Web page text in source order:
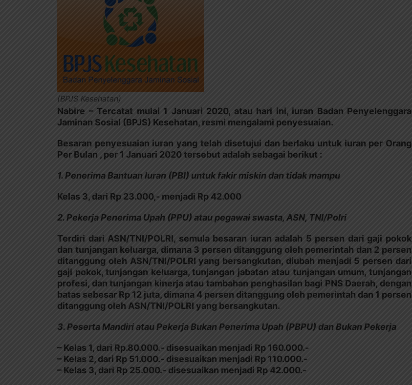
(BPJS Kesehatan)
Nabire – Tercatat mulai 1 Januari 2020, atau hari ini, iuran Badan Penyelenggara
Jaminan Sosial (BPJS) Kesehatan, resmi mengalami penyesuaian.
Besaran penyesuaian iuran yang telah disetujui dan berlaku untuk iuran per Orang
Per Bulan , per 1 Januari 2020 tersebut adalah sebagai berikut :
1. Penerima Bantuan Iuran (PBI) untuk fakir miskin dan tidak mampu
Kelas 3, dari Rp 23.000,- menjadi Rp 42.000
2. Pekerja Penerima Upah (PPU) atau pegawai swasta, ASN, TNI/Polri
Terdiri dari ASN/TNI/POLRI, semula besaran iuran adalah 5 persen dari gaji pokok
dan tunjangan keluarga, dimana 3 persen ditanggung oleh pemerintah dan 2 persen
ditanggung oleh ASN/TNI/POLRI yang bersangkutan, diubah menjadi 5 persen dari
gaji pokok, tunjangan keluarga, tunjangan jabatan atau tunjangan umum, tunjangan
profesi, dan tunjangan kinerja atau tambahan penghasilan bagi PNS Daerah, dengan
batas sebesar Rp 12 juta, dimana 4 persen ditanggung oleh pemerintah dan 1 persen
ditanggung oleh ASN/TNI/POLRI yang bersangkutan.
3. Peserta Mandiri atau Pekerja Bukan Penerima Upah (PBPU) dan Bukan Pekerja
– Kelas 1, dari Rp.80.000.- disesuaikan menjadi Rp 160.000.-
– Kelas 2, dari Rp 51.000.- disesuaikan menjadi Rp 110.000.-
– Kelas 3, dari Rp 25.000.- disesuaikan menjadi Rp 42.000.-